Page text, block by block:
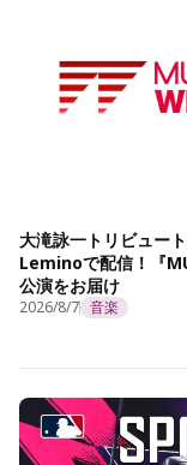
大滝詠一トリビュー
Leminoで配信！『
公演をお届け
2026/8/7 音楽